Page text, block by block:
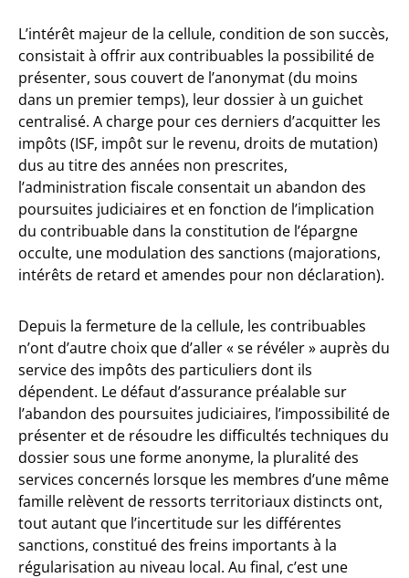
L’intérêt majeur de la cellule, condition de son succès,
consistait à offrir aux contribuables la possibilité de
présenter, sous couvert de l’anonymat (du moins
dans un premier temps), leur dossier à un guichet
centralisé. A charge pour ces derniers d’acquitter les
impôts (ISF, impôt sur le revenu, droits de mutation)
dus au titre des années non prescrites,
l’administration fiscale consentait un abandon des
poursuites judiciaires et en fonction de l’implication
du contribuable dans la constitution de l’épargne
occulte, une modulation des sanctions (majorations,
intérêts de retard et amendes pour non déclaration).
Depuis la fermeture de la cellule, les contribuables
n’ont d’autre choix que d’aller « se révéler » auprès du
service des impôts des particuliers dont ils
dépendent. Le défaut d’assurance préalable sur
l’abandon des poursuites judiciaires, l’impossibilité de
présenter et de résoudre les difficultés techniques du
dossier sous une forme anonyme, la pluralité des
services concernés lorsque les membres d’une même
famille relèvent de ressorts territoriaux distincts ont,
tout autant que l’incertitude sur les différentes
sanctions, constitué des freins importants à la
régularisation au niveau local. Au final, c’est une